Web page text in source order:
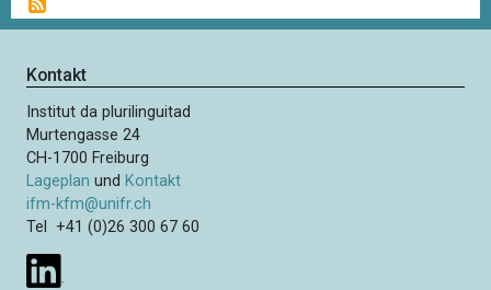
i
t
n
n
u
m
m
e
r
i
e
c
Kontakt
Institut da plurilinguitad
Murtengasse 24
CH-1700 Freiburg
Lageplan und Kontakt
ifm-kfm@unifr.ch
Tel +41 (0)26 300 67 60